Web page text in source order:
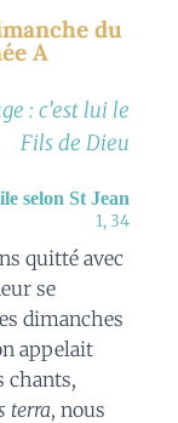
du
A
: c’est lui le
Fils de Dieu
selon St Jean
1, 34
quitté avec
se
dimanches
appelait
chants,
terra, nous